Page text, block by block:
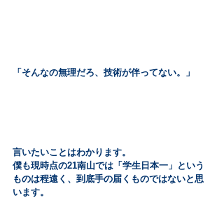
「そんなの無理だろ、技術が伴ってない。」
言いたいことはわかります。
僕も現時点の21南山では「学生日本一」という
ものは程遠く、到底手の届くものではないと思
います。